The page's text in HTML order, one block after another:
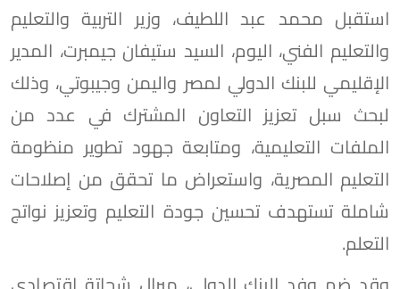
استقبل محمد عبد اللطيف، وزير التربية والتعليم
والتعليم الفني، اليوم، السيد ستيفان جيمبرت، المدير
الإقليمي للبنك الدولي لمصر واليمن وجيبوتي، وذلك
لبحث سبل تعزيز التعاون المشترك في عدد من
الملفات التعليمية، ومتابعة جهود تطوير منظومة
التعليم المصرية، واستعراض ما تحقق من إصلاحات
شاملة تستهدف تحسين جودة التعليم وتعزيز نواتج
التعلم.